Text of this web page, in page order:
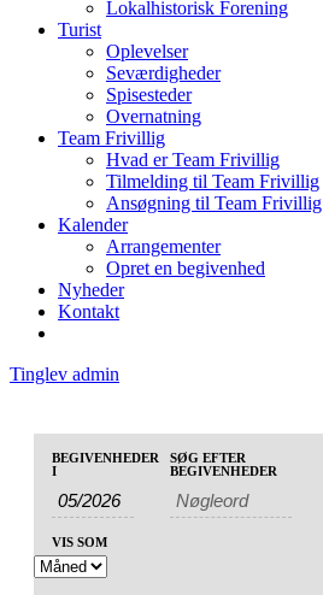
Lokalhistorisk Forening
Turist
Oplevelser
Seværdigheder
Spisesteder
Overnatning
Team Frivillig
Hvad er Team Frivillig
Tilmelding til Team Frivillig
Ansøgning til Team Frivillig
Kalender
Arrangementer
Opret en begivenhed
Nyheder
Kontakt
Tinglev admin
Begivenheder
Search
and
Views
Navigation
Søg
BEGIVENHEDER
I
SØG EFTER
BEGIVENHEDER
Begivenhed
Views
Navigation
VIS SOM